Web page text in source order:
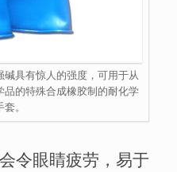
具有惊人的强度，可用于从
的特殊合成橡胶制的耐化学
。
令眼睛疲劳，易于